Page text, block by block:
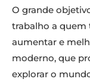
O grande
trabalho a quem
aumentar e
moderno, que
explorar o